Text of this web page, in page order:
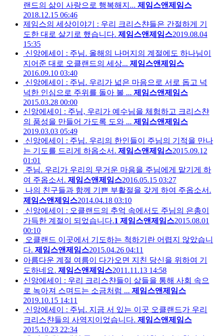
랜드의 삶이 사랑으로 행복해지... 제임스앤제임스
2018.12.15 06:46
제임스의 세상이야기 : 우리 크리스챤들은 간절하게 기
도한 대로 살기로 했습니다. 제임스앤제임스2019.08.04
15:35
신앙에세이 : 주님. 올해의 나머지의 계절에도 하나님이
지어준 대로 오클랜드의 세상... 제임스앤제임스
2016.09.10 03:40
신앙에세이 : 주님. 우리가 넓은 마음으로 서로 돕고 넉
넉한 인심으로 주위를 돌아 볼 ... 제임스앤제임스
2015.03.28 00:00
신앙에세이 : 주님, 우리가 예수님을 체험하고 크리스챤
의 품성을 만들어 가도록 도와 ... 제임스앤제임스
2019.03.03 05:49
신앙에세이 : 주님. 우리의 한인들이 주님의 기적을 만나
는 기도를 드리게 하옵소서. 제임스앤제임스2015.09.12
01:01
주님. 우리가 우리의 무거운 마음을 주님에게 맡기게 하
여 주옵소서. 제임스앤제임스2016.05.15 03:27
나의 친구들과 함께 기쁜 부활절을 갖게 하여 주옵소서.
제임스앤제임스2014.04.18 03:10
신앙에세이 : 오클랜드의 추억 속에서도 주님의 은총이
가득한 계절이 되었습니다.1 제임스앤제임스2015.08.01
00:10
오클랜드 이곳에서 기도하는 척하기란 어렵지 않았습니
다. 제임스앤제임스2015.04.26 04:11
아름다운 계절 여름이 다가오면 지친 당신을 위하여 기
도하네요. 제임스앤제임스2011.11.13 14:58
신앙에세이 : 우리 크리스챤들이 삶들을 통해 사회 속으
로 녹아져 스며드는 소금처럼 ... 제임스앤제임스
2019.10.15 14:11
신앙에세이 : 주님. 지금 서 있는 이곳 오클랜드가 우리
크리스챤들의 사역지이었습니다. 제임스앤제임스
2015.10.23 22:34